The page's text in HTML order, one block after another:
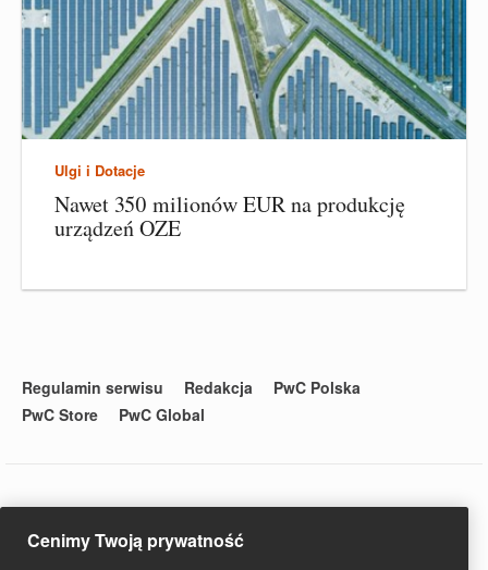
Ulgi i Dotacje
Nawet 350 milionów EUR na produkcję
urządzeń OZE
Regulamin serwisu Redakcja
PwC Polska
PwC Store
PwC Global
© 2020 PwC. Wszystkie prawa zastrzeżone. Nazwa PwC odnosi
się do firm wchodzących w skład sieci PwC, z których każda
Cenimy Twoją prywatność